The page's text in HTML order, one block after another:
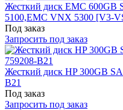
Жесткий диск EMC
5100,EMC VNX 5300 [V3-
Под заказ
Запросить под заказ
Жесткий диск HP 300GB
B21
Под заказ
Запросить под заказ